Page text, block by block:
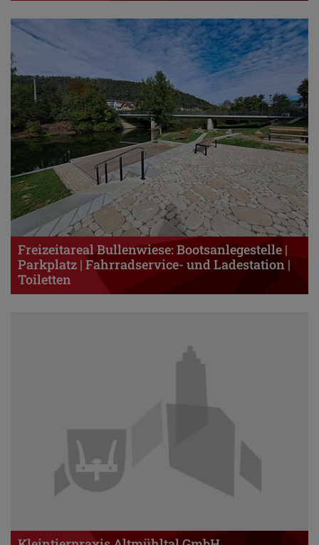
Freizeitareal Bullenwiese: Bootsanlegestelle |
Parkplatz | Fahrradservice- und Ladestation |
Toiletten